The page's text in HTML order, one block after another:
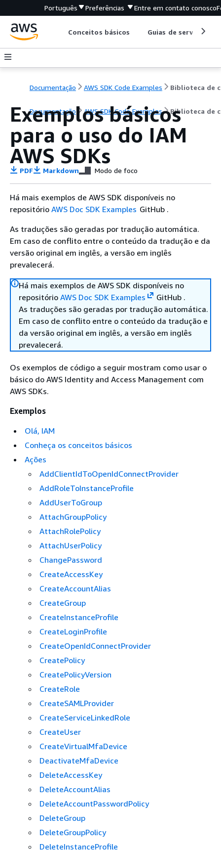
Português Preferências Entre em contato conosco
Conceitos básicos Guias de serviço
Documentação AWS SDK Code Examples
Documentação AWS SDK Code Examples Biblioteca de
Exemplos básicos
para o uso do IAM
AWS SDKs
PDF Markdown Modo de foco
Há mais exemplos de AWS SDK disponíveis no
repositório AWS Doc SDK Examples GitHub .
As traduções são geradas por tradução automática.
Em caso de conflito entre o conteúdo da tradução e da
versão original em inglês, a versão em inglês
prevalecerá.
Há mais exemplos de AWS SDK disponíveis no
repositório AWS Doc SDK Examples
GitHub .
As traduções são geradas por tradução automática.
Em caso de conflito entre o conteúdo da tradução e
da versão original em inglês, a versão em inglês
prevalecerá.
Os exemplos de código a seguir mostram como usar o
básico do AWS Identity and Access Management com
AWS SDKs.
Exemplos
Olá, IAM
Conheça os conceitos básicos
Ações
AddClientIdToOpenIdConnectProvider
AddRoleToInstanceProfile
AddUserToGroup
AttachGroupPolicy
AttachRolePolicy
AttachUserPolicy
ChangePassword
CreateAccessKey
CreateAccountAlias
CreateGroup
CreateInstanceProfile
CreateLoginProfile
CreateOpenIdConnectProvider
CreatePolicy
CreatePolicyVersion
CreateRole
CreateSAMLProvider
CreateServiceLinkedRole
CreateUser
CreateVirtualMfaDevice
DeactivateMfaDevice
DeleteAccessKey
DeleteAccountAlias
DeleteAccountPasswordPolicy
DeleteGroup
DeleteGroupPolicy
DeleteInstanceProfile